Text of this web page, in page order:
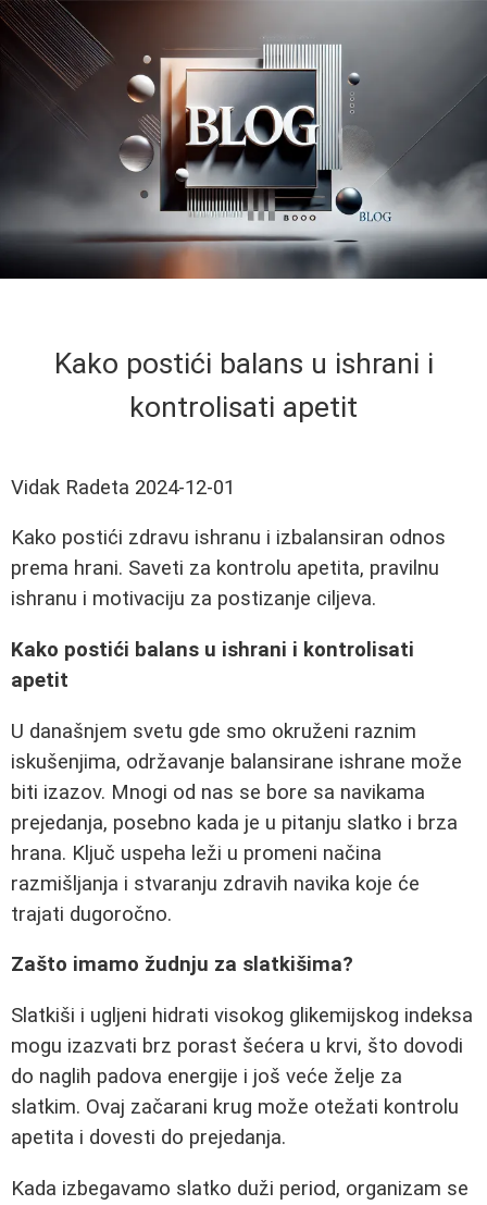
Kako postići balans u ishrani i
kontrolisati apetit
Vidak Radeta 2024-12-01
Kako postići zdravu ishranu i izbalansiran odnos
prema hrani. Saveti za kontrolu apetita, pravilnu
ishranu i motivaciju za postizanje ciljeva.
Kako postići balans u ishrani i kontrolisati
apetit
U današnjem svetu gde smo okruženi raznim
iskušenjima, održavanje balansirane ishrane može
biti izazov. Mnogi od nas se bore sa navikama
prejedanja, posebno kada je u pitanju slatko i brza
hrana. Ključ uspeha leži u promeni načina
razmišljanja i stvaranju zdravih navika koje će
trajati dugoročno.
Zašto imamo žudnju za slatkišima?
Slatkiši i ugljeni hidrati visokog glikemijskog indeksa
mogu izazvati brz porast šećera u krvi, što dovodi
do naglih padova energije i još veće želje za
slatkim. Ovaj začarani krug može otežati kontrolu
apetita i dovesti do prejedanja.
Kada izbegavamo slatko duži period, organizam se